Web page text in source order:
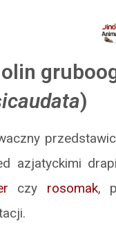
)
azjatyckimi
czy rosomak,